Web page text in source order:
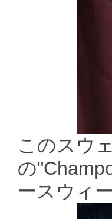
このスウ
の
ースウィ